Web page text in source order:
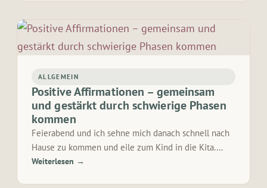
ALLGEMEIN
Positive Affirmationen – gemeinsam
und gestärkt durch schwierige Phasen
kommen
Feierabend und ich sehne mich danach schnell nach
Hause zu kommen und eile zum Kind in die Kita.…
Weiterlesen →